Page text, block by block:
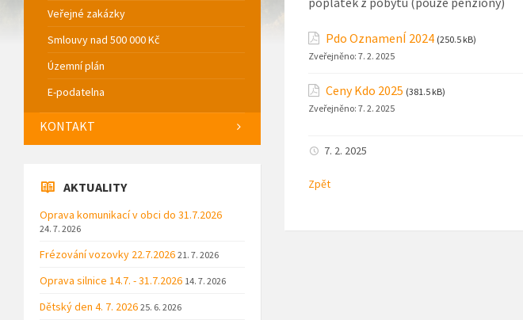
Pdo OznamenÍ 2024 (250.5 kB)
Zveřejněno: 7. 2. 2025
Ceny Kdo 2025 (381.5 kB)
Zveřejněno: 7. 2. 2025
7. 2. 2025
Zpět
Veřejné zakázky
Smlouvy nad 500 000 Kč
Územní plán
E-podatelna
KONTAKT
AKTUALITY
Oprava komunikací v obci do 31.7.2026
24. 7. 2026
Frézování vozovky 22.7.2026 21. 7. 2026
Oprava silnice 14.7. - 31.7.2026 14. 7. 2026
Dětský den 4. 7. 2026 25. 6. 2026